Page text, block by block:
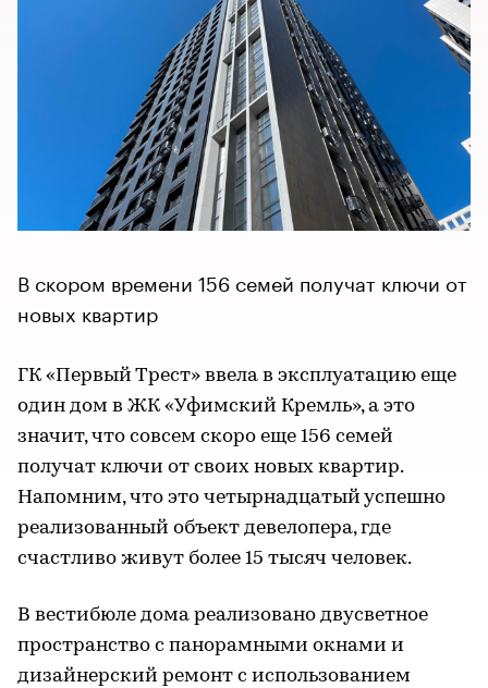
В скором времени 156 семей получат ключи от
новых квартир
ГК «Первый Трест» ввела в эксплуатацию еще
один дом в ЖК «Уфимский Кремль», а это
значит, что совсем скоро еще 156 семей
получат ключи от своих новых квартир.
Напомним, что это четырнадцатый успешно
реализованный объект девелопера, где
счастливо живут более 15 тысяч человек.
В вестибюле дома реализовано двусветное
пространство с панорамными окнами и
дизайнерский ремонт с использованием